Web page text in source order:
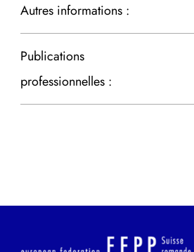
Autres informations :
Publications
professionnelles :